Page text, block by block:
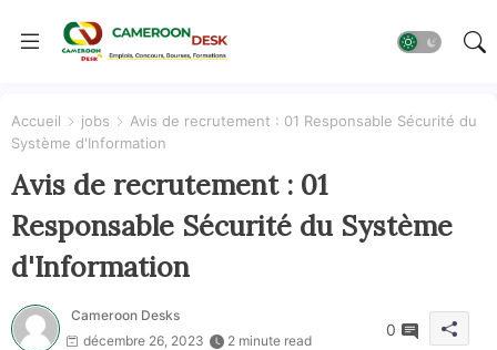
Accueil jobs
Avis de recrutement : 01 Responsable Sécurité du
Système d'Information
Avis de recrutement : 01
Responsable Sécurité du Système
d'Information
Cameroon Desks
décembre 26, 2023
2 minute read
0